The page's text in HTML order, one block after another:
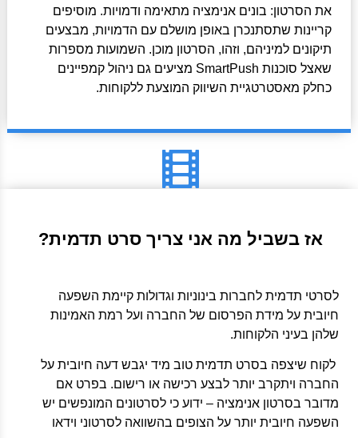
את הסרטון: בונים אנימציה מתאימה ודמויות. מוסיפים
קריינות שתסתנכרן באופן מושלם עם הדמויות, מבצעים
תיקונים למיניהם, וזהו, הסרטון מוכן. השמועות מספרות
שאצל סוכנות SmartPush מציעים גם ניהול קמפיינים
כחלק מאסטרטגיית השיווק המוצעת ללקוחות.
אז בשביל מה אני צריך סרט תדמית?
לסרטי תדמית לחברות בינוניות וגדולות קיימת השפעה
חיובית על מידת הפרסום של החברה ועל רמת האמינות
שלהן בעיני הלקוחות.
לקוח שיצפה בסרט תדמית טוב מיד יגבש דעה חיובית על
החברה ויתקרב יותר לבצע רכישה או רישום. בפרט אם
מדובר בסרטון אנימציה – ידוע כי לסרטונים המונפשים יש
השפעה חיובית יותר על הצופים בהשוואה לסרטוני וידאו